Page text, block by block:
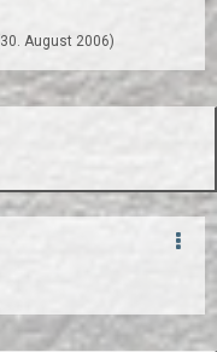
30. August 2006)